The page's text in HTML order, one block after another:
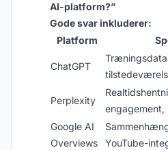
AI-platform?”
Gode svar inkluderer:
Platform
ChatGPT
Perplexity
engagement,
Google AI
Overviews
YouTube-